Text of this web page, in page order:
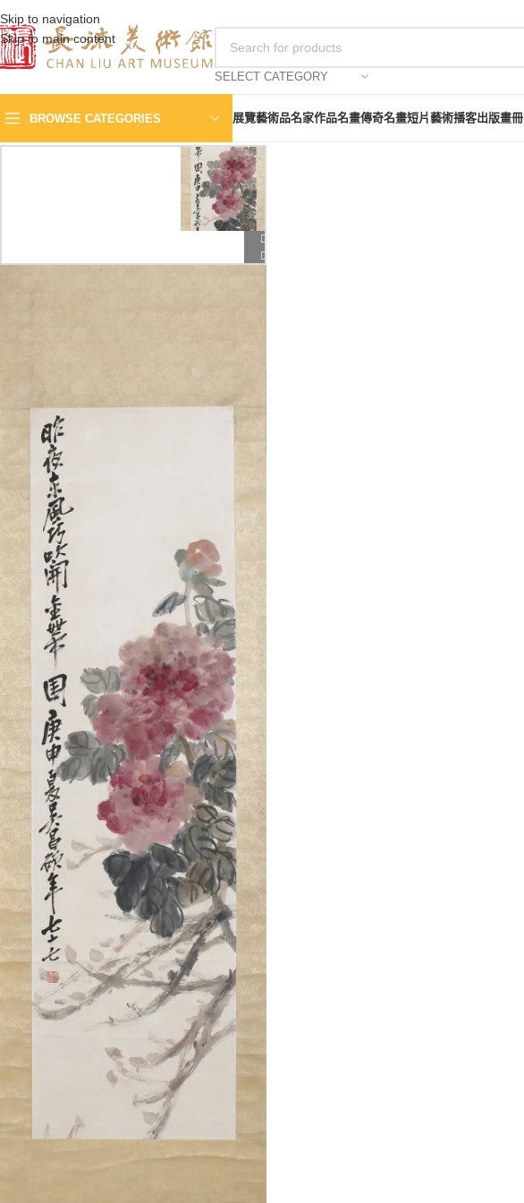
Skip to navigation
Skip to main content
SELECT CATEGORY
BROWSE CATEGORIES 展覽藝術品名家作品名畫傳奇名畫短片藝術播客出版畫冊